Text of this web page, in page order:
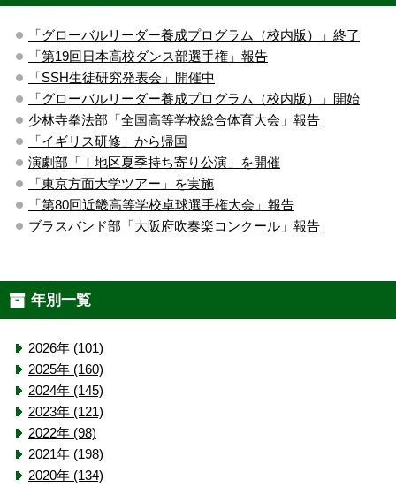
「グローバルリーダー養成プログラム（校内版）」終了
「第19回日本高校ダンス部選手権」報告
「SSH生徒研究発表会」開催中
「グローバルリーダー養成プログラム（校内版）」開始
少林寺拳法部「全国高等学校総合体育大会」報告
「イギリス研修」から帰国
演劇部「Ｉ地区夏季持ち寄り公演」を開催
「東京方面大学ツアー」を実施
「第80回近畿高等学校卓球選手権大会」報告
ブラスバンド部「大阪府吹奏楽コンクール」報告
年別一覧
2026年 (101)
2025年 (160)
2024年 (145)
2023年 (121)
2022年 (98)
2021年 (198)
2020年 (134)